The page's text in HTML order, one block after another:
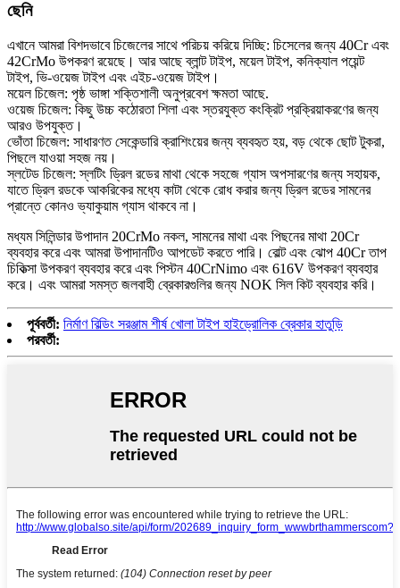
ছেনি
এখানে আমরা বিশদভাবে চিজেলের সাথে পরিচয় করিয়ে দিচ্ছি: চিসেলের জন্য 40Cr এবং
42CrMo উপকরণ রয়েছে। আর আছে ব্লান্ট টাইপ, ময়েল টাইপ, কনিক্যাল পয়েন্ট
টাইপ, ভি-ওয়েজ টাইপ এবং এইচ-ওয়েজ টাইপ।
ময়েল চিজেল: পৃষ্ঠ ভাঙ্গা শক্তিশালী অনুপ্রবেশ ক্ষমতা আছে.
ওয়েজ চিজেল: কিছু উচ্চ কঠোরতা শিলা এবং স্তরযুক্ত কংক্রিট প্রক্রিয়াকরণের জন্য
আরও উপযুক্ত।
ভোঁতা চিজেল: সাধারণত সেকেন্ডারি ক্রাশিংয়ের জন্য ব্যবহৃত হয়, বড় থেকে ছোট টুকরা,
পিছলে যাওয়া সহজ নয়।
স্লটেড চিজেল: স্লটিং ড্রিল রডের মাথা থেকে সহজে গ্যাস অপসারণের জন্য সহায়ক,
যাতে ড্রিল রডকে আকরিকের মধ্যে কাটা থেকে রোধ করার জন্য ড্রিল রডের সামনের
প্রান্তে কোনও ভ্যাকুয়াম গ্যাস থাকবে না।
মধ্যম সিলিন্ডার উপাদান 20CrMo নকল, সামনের মাথা এবং পিছনের মাথা 20Cr
ব্যবহার করে এবং আমরা উপাদানটিও আপডেট করতে পারি। বোল্ট এবং ঝোপ 40Cr তাপ
চিকিত্সা উপকরণ ব্যবহার করে এবং পিস্টন 40CrNimo এবং 616V উপকরণ ব্যবহার
করে। এবং আমরা সমস্ত জলবাহী ব্রেকারগুলির জন্য NOK সিল কিট ব্যবহার করি।
পূর্ববর্তী: নির্মাণ বিল্ডিং সরঞ্জাম শীর্ষ খোলা টাইপ হাইড্রোলিক ব্রেকার হাতুড়ি
পরবর্তী: